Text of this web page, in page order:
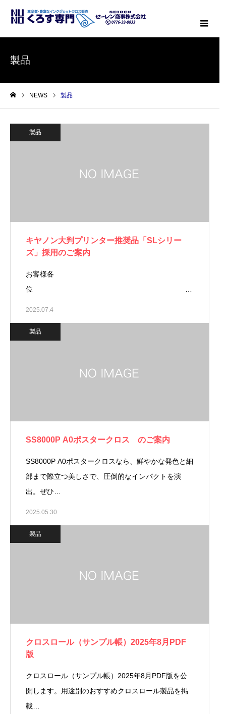
製品
NEWS 製品
製品
キヤノン大判プリンター推奨品「SLシリー
ズ」採用のご案内
お客様各
2025.07.4
製品
SS8000P A0ポスタークロス のご案内
SS8000P A0ポスタークロスなら、鮮やかな発色と細
部まで際立つ美しさで、圧倒的なインパクトを演
出。ぜひ…
2025.05.30
製品
クロスロール（サンプル帳）2025年8月PDF
版
クロスロール（サンプル帳）2025年8月PDF版を公
開します。用途別のおすすめクロスロール製品を掲
載…